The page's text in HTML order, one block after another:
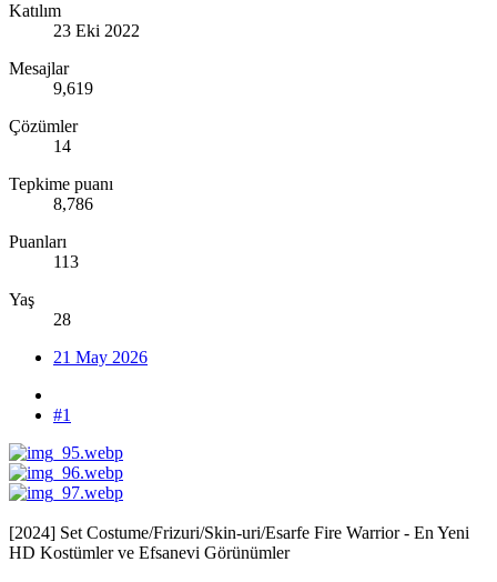
Katılım
23 Eki 2022
Mesajlar
9,619
Çözümler
14
Tepkime puanı
8,786
Puanları
113
Yaş
28
21 May 2026
#1
[2024] Set Costume/Frizuri/Skin-uri/Esarfe Fire Warrior - En Yeni
HD Kostümler ve Efsanevi Görünümler